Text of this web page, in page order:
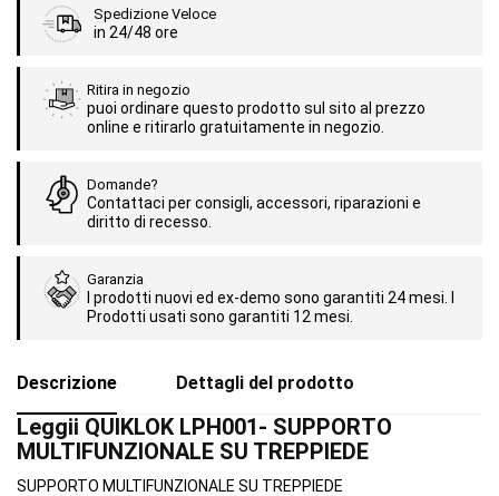
Spedizione Veloce
in 24/48 ore
Ritira in negozio
puoi ordinare questo prodotto sul sito al prezzo
online e ritirarlo gratuitamente in negozio.
Domande?
Contattaci per consigli, accessori, riparazioni e
diritto di recesso.
Garanzia
I prodotti nuovi ed ex-demo sono garantiti 24 mesi. I
Prodotti usati sono garantiti 12 mesi.
Descrizione Dettagli del prodotto
Leggii QUIKLOK LPH001- SUPPORTO
MULTIFUNZIONALE SU TREPPIEDE
SUPPORTO MULTIFUNZIONALE SU TREPPIEDE